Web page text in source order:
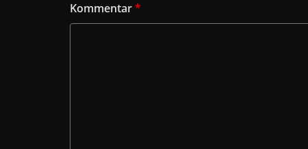
Kommentar*